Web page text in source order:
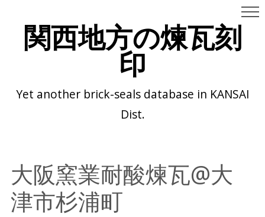
関西地方の煉瓦刻
印
Yet another brick-seals database in KANSAI
Dist.
大阪窯業耐酸煉瓦@大
津市杉浦町